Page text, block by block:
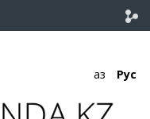
Қаз Рус